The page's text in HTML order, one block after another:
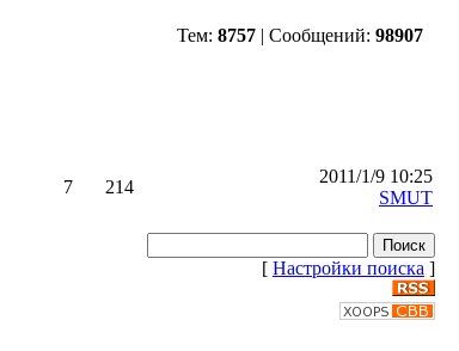
Тем: 8757 | Сообщений: 98907
7 214
2011/1/9 10:25
SMUT
[ Настройки поиска ]